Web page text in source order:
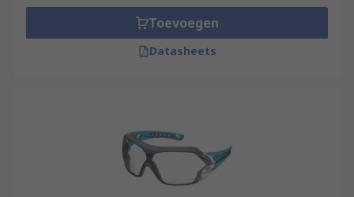
Toevoegen
Datasheets